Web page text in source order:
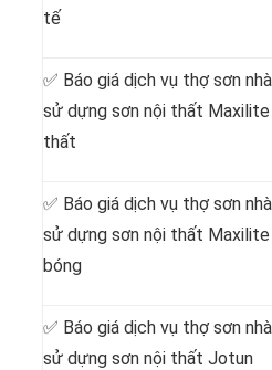
tế
✅ Báo giá dịch vụ thợ sơn
sử dựng sơn nội thất Maxilite
thất
✅ Báo giá dịch vụ thợ sơn
sử dựng sơn nội thất Maxilite
bóng
✅ Báo giá dịch vụ thợ sơn
sử dựng sơn nội thất Jotun